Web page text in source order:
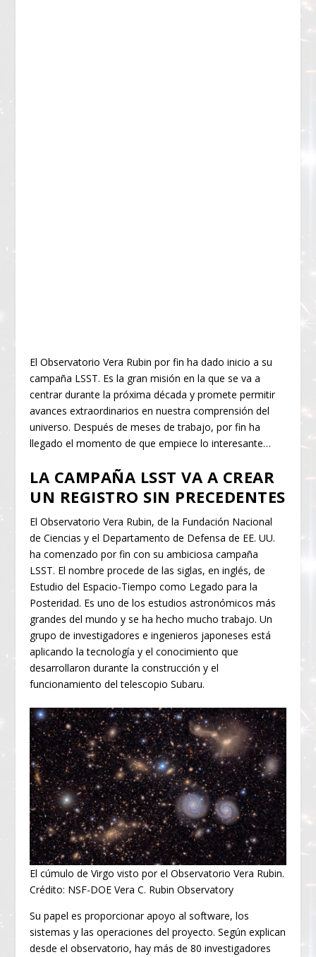
El Observatorio Vera Rubin por fin ha dado inicio a su
campaña LSST. Es la gran misión en la que se va a
centrar durante la próxima década y promete permitir
avances extraordinarios en nuestra comprensión del
universo. Después de meses de trabajo, por fin ha
llegado el momento de que empiece lo interesante…
LA CAMPAÑA LSST VA A CREAR
UN REGISTRO SIN PRECEDENTES
El Observatorio Vera Rubin, de la Fundación Nacional
de Ciencias y el Departamento de Defensa de EE. UU.
ha comenzado por fin con su ambiciosa campaña
LSST. El nombre procede de las siglas, en inglés, de
Estudio del Espacio-Tiempo como Legado para la
Posteridad. Es uno de los estudios astronómicos más
grandes del mundo y se ha hecho mucho trabajo. Un
grupo de investigadores e ingenieros japoneses está
aplicando la tecnología y el conocimiento que
desarrollaron durante la construcción y el
funcionamiento del telescopio Subaru.
El cúmulo de Virgo visto por el Observatorio Vera Rubin.
Crédito: NSF-DOE Vera C. Rubin Observatory
Su papel es proporcionar apoyo al software, los
sistemas y las operaciones del proyecto. Según explican
desde el observatorio, hay más de 80 investigadores